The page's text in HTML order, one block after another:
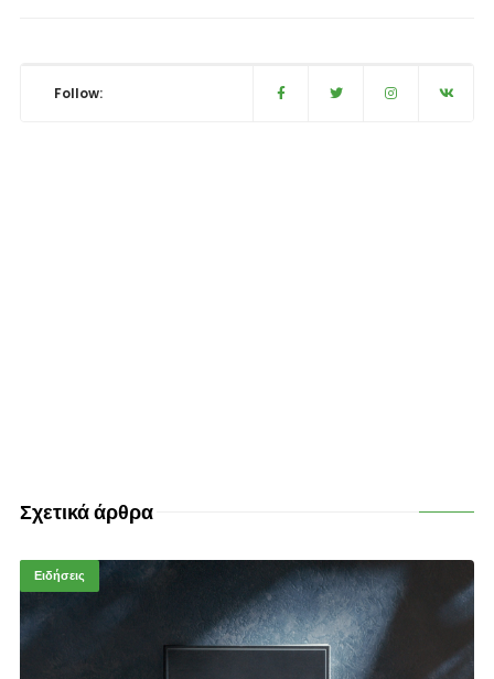
Follow:
Σχετικά άρθρα
Ειδήσεις